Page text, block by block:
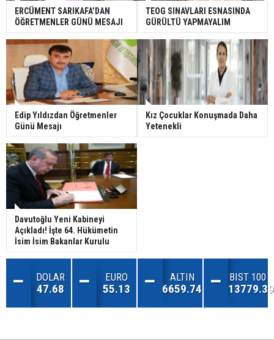
ERCÜMENT SARIKAFA’DAN
ÖĞRETMENLER GÜNÜ MESAJI
TEOG SINAVLARI ESNASINDA
GÜRÜLTÜ YAPMAYALIM
Edip Yıldızdan Öğretmenler
Günü Mesajı
Kız Çocuklar Konuşmada Daha
Yetenekli
Davutoğlu Yeni Kabineyi
Açıkladı! İşte 64. Hükümetin
İsim İsim Bakanlar Kurulu
DOLAR
47.68
EURO
55.13
ALTIN
6659.74
BIST 100
13779.39